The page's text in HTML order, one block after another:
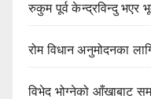
रुकुम पूर्व केन्द्रविन्दु भएर
रोम विधान अनुमोदनका
विभेद भोग्नेको आँखाबाट